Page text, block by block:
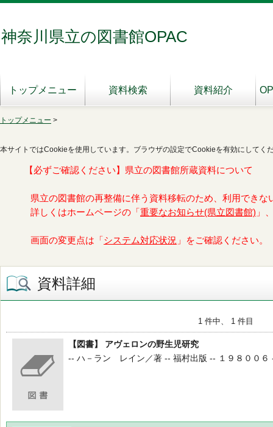
神奈川県立の図書館OPAC
トップメニュー 資料検索 資料紹介
トップメニュー >
本サイトではCookieを使用しています。ブラウザの設定でCookieを有効にしてく
【必ずご確認ください】県立の図書館所蔵資料について
県立の図書館の再整備に伴う資料移転のため、利用できな
詳しくはホームページの「 重要なお知らせ(県立図書館) 」
画面の変更点は「 システム対応状況 」をご確認ください。
資料詳細
1 件中、 1 件目
【図書】 アヴェロンの野生児研究
-- ハ－ラン レイン／著 -- 福村出版 -- １９８００６